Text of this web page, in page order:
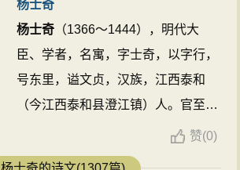
杨士奇
杨士奇 （1366～1444），明代大
臣、学者，名寓，字士奇，以字行，
号东里，谥文贞，汉族，江西泰和
（今江西泰和县澄江镇）人。官至礼
部侍郎兼华盖殿大学士，兼兵部尚
书，历五朝，在内阁为辅臣四十余
赞(0)